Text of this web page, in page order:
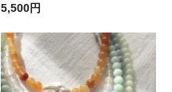
5,500円